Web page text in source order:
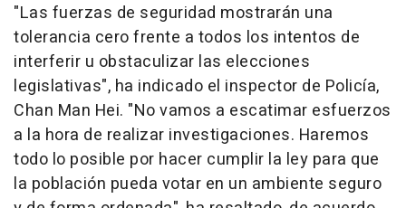
"Las fuerzas de seguridad mostrarán una
tolerancia cero frente a todos los intentos de
interferir u obstaculizar las elecciones
legislativas", ha indicado el inspector de Policía,
Chan Man Hei. "No vamos a escatimar esfuerzos
a la hora de realizar investigaciones. Haremos
todo lo posible por hacer cumplir la ley para que
la población pueda votar en un ambiente seguro